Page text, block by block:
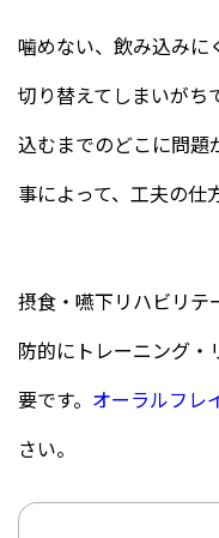
噛めない、飲み込みに
切り替えてしまいがち
込むまでのどこに問題
事によって、工夫の仕
摂食・嚥下リハビリテ
防的にトレーニング
要です。 オーラルフレ
さい。